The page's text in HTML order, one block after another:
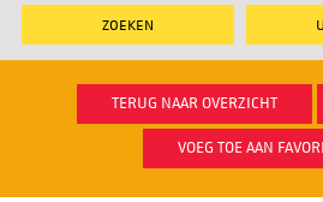
TERUG NAAR OVERZICHT
VOEG TOE AAN